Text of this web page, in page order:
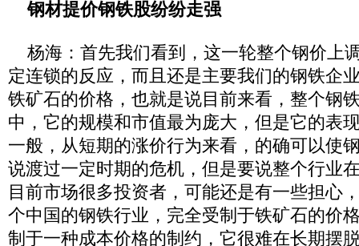
钢材提价钢铁股纷纷走强
杨海：首先我们看到，这一轮整个钢价上
定连锁的反应，而且还是主要我们的钢铁企
铁矿石的价格，也就是说目前来看，整个钢
中，它的规模和市值最为庞大，但是它的表
一般，从短期的涨价行为来看，的确可以使
说渡过一定时期的危机，但是要说整个行业
目前市场很多投资者，可能还是有一些担心
个中国的钢铁行业，完全受制于铁矿石的价
制于一种成本价格的制约，它很难在长期摆